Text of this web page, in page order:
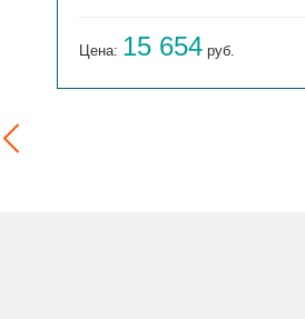
Цена: 15 654 руб.